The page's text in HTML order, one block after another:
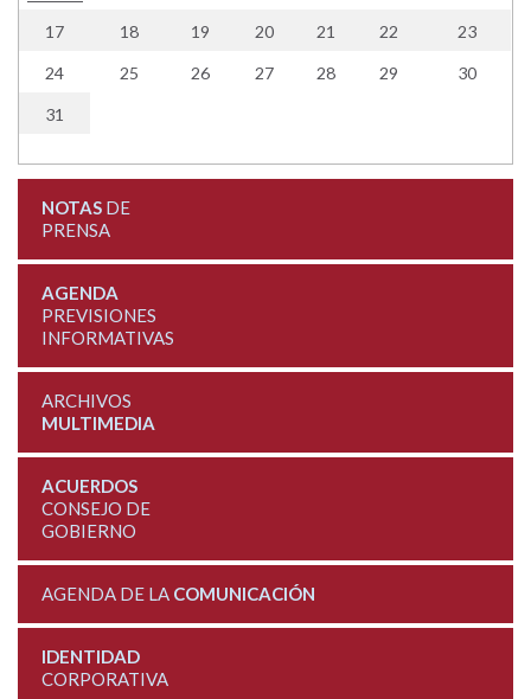
17 18 19 20 21 22 23
24 25 26 27 28 29 30
31
NOTASDE
PRENSA
AGENDA
PREVISIONES
INFORMATIVAS
ARCHIVOS
MULTIMEDIA
ACUERDOS
CONSEJO DE
GOBIERNO
AGENDA DE LA COMUNICACIÓN
IDENTIDAD
CORPORATIVA